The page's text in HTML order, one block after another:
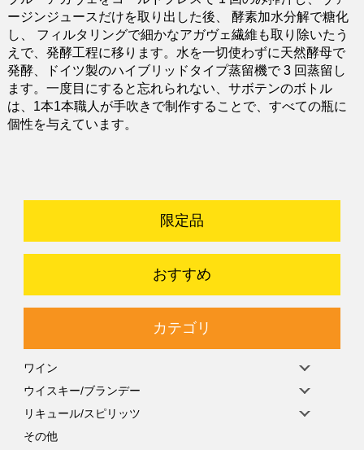
ージンジュースだけを取り出した後、 酵素加水分解で糖化
し、 フィルタリングで細かなアガヴェ繊維も取り除いたう
えで、発酵工程に移ります。水を一切使わずに天然酵母で
発酵、ドイツ製のハイブリッドタイプ蒸留機で 3 回蒸留し
ます。一度目にすると忘れられない、サボテンのボトル
は、1本1本職人が手吹きで制作することで、すべての瓶に
個性を与えています。
限定品
おすすめ
カテゴリ
ワイン
ウイスキー/ブランデー
リキュール/スピリッツ
その他